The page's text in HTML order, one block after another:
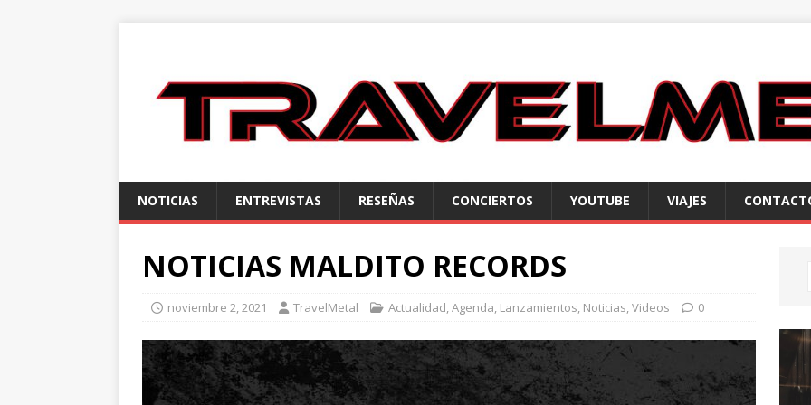
NOTICIAS ENTREVISTAS RESEÑAS CONCIERTOS YOUTUBE VIAJES
NOTICIAS MALDITO RECORDS
noviembre 2, 2021 TravelMetal Actualidad,Agenda, Lanzamientos, Noticias,Videos 0